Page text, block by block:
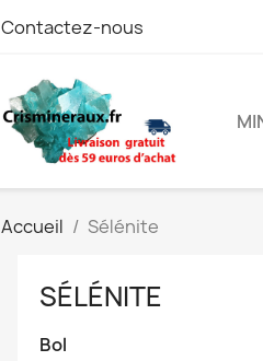
Contactez-nous
Accueil Sélénite
SÉLÉNITE
Bol